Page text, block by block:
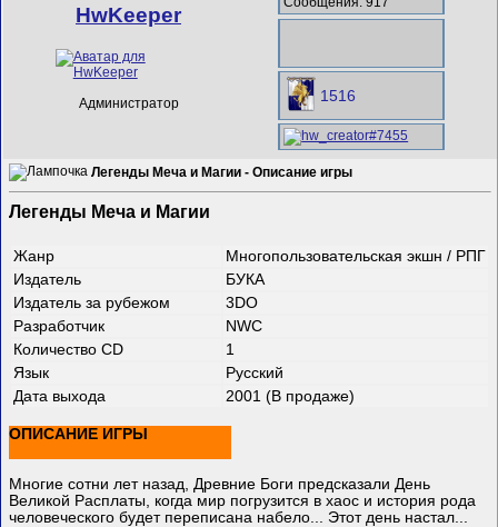
HwKeeper
Администратор 1516
Легенды Меча и Магии - Описание игры
Легенды Меча и Магии
Жанр
Многопользовательская экшн / РПГ
Издатель
БУКА
Издатель за рубежом
3DO
Разработчик
NWC
Количество CD
1
Язык
Русский
Дата выхода
2001 (В продаже)
ОПИСАНИЕ ИГРЫ
Многие сотни лет назад, Древние Боги предсказали День
Великой Расплаты, когда мир погрузится в хаос и история рода
человеческого будет переписана набело... Этот день настал...